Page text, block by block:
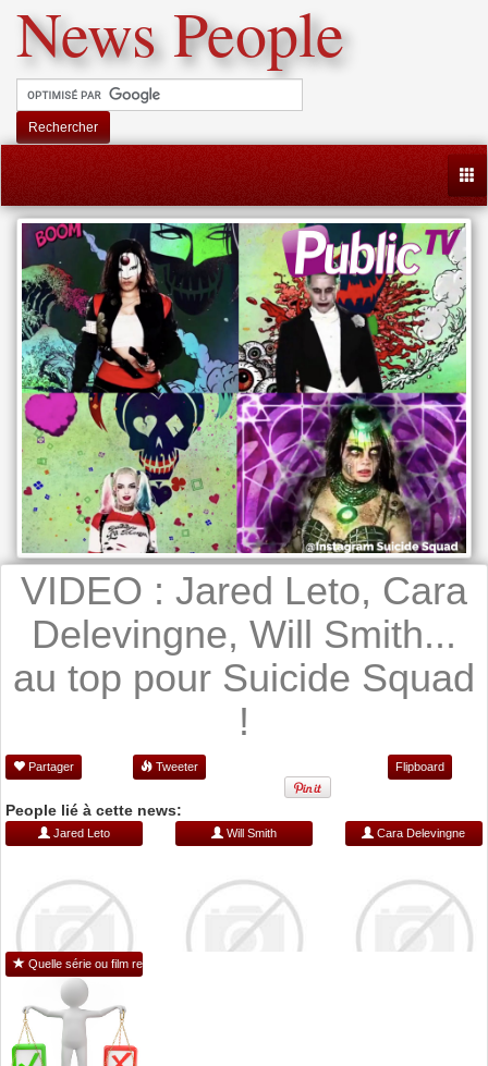
News People
Rechercher
VIDEO : Jared Leto, Cara
Delevingne, Will Smith...
au top pour Suicide Squad
!
Partager Tweeter Flipboard
People lié à cette news:
Jared Leto Will Smith Cara Delevingne
Quelle série ou film regarder ?